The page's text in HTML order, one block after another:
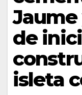
de
isleta